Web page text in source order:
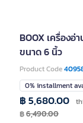
BOOX เครื่อง
ขนาด 6 นิ้ว
Product Code
0% installment
฿ 5,680.00
฿6,490.00